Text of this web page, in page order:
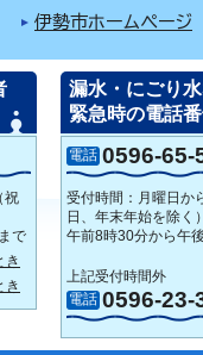
伊勢市ホームページ
祝
で
き
き
漏水・にごり
緊急時の電話
電話 0596-65-
受付時間：月曜日か
日、年末年始を除く）
午前8時30分から午
上記受付時間外
電話 0596-23-